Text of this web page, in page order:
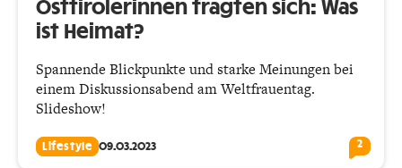
Osttirolerinnen fragten sich: Was
ist Heimat?
Spannende Blickpunkte und starke Meinungen bei
einem Diskussionsabend am Weltfrauentag.
Slideshow!
Lifestyle 09.03.2023 2